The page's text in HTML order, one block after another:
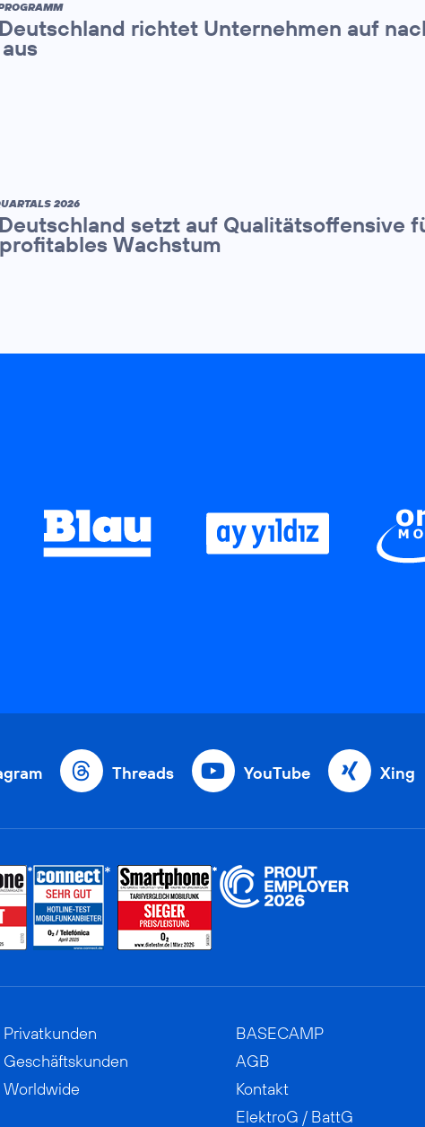
richtet Unternehmen auf
2026
setzt auf Qualitätsoffensive
Wachstum
Threads YouTube Xing
Privatkunden
Geschäftskunden
Worldwide
BASECAMP
AGB
Kontakt
ElektroG / BattG